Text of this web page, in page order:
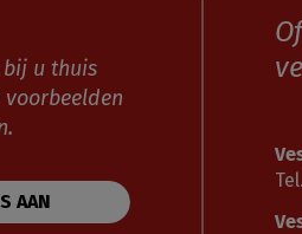
u thuis
AAN